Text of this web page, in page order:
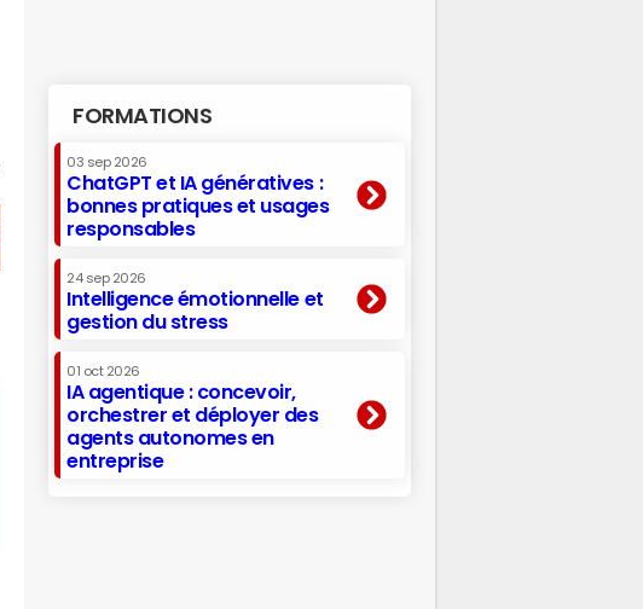
FORMATIONS
03 sep 2026
ChatGPT et IA génératives :
bonnes pratiques et usages
responsables
24 sep 2026
Intelligence émotionnelle et
gestion du stress
01 oct 2026
IA agentique : concevoir,
orchestrer et déployer des
agents autonomes en
entreprise